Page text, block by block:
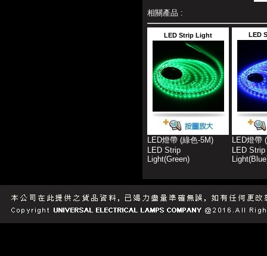
相關產品 :
LED Strip Light
LED燈帶 (綠色-5M)
LED Strip
Light(Green)
LED
LED燈帶
LED Strip